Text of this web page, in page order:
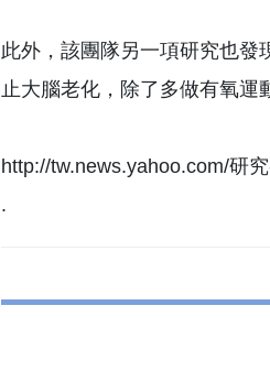
此外，該團隊另一項研究也發
止大腦老化，除了多做有氧運
http://tw.news.yahoo.com/研
.